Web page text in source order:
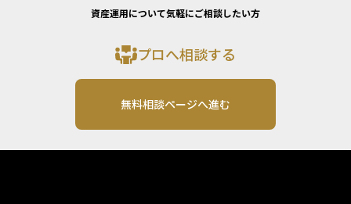
資産運用について気軽にご相談したい方
プロへ相談する
無料相談ページへ進む